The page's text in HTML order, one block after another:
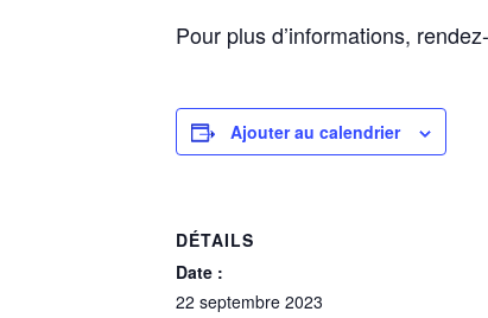
Pour plus d’informations,
Ajouter au calendrier
DÉTAILS
Date :
22 septembre 2023